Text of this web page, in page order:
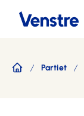
Partiet